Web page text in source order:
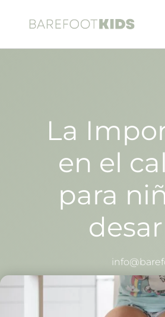
La
en el
para